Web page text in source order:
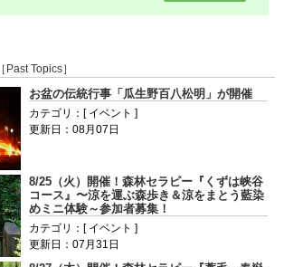
［Past Topics］
お盆の伝統行事「瓜生野百八松明」が開催
カテゴリ：[ イベント ]
更新日：08月07日
8/25（火）開催！森林セラピー『くずは峡谷
コース』〜涼を運ぶ森歩き＆涼をまとう藍染
めミニ体験～参加者募集！
カテゴリ：[ イベント ]
更新日：07月31日